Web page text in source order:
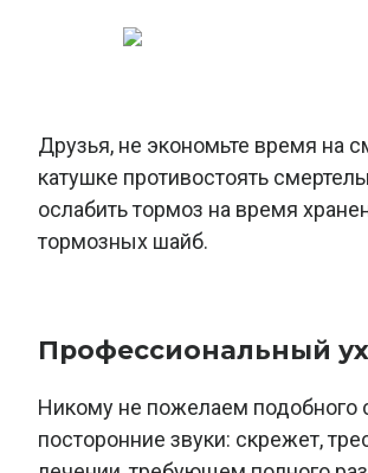
Друзья, не экономьте время на
катушке противостоять
ослабить тормоз на время
тормозных шайб.
Профессиональный
Никому не пожелаем подобного
посторонние звуки: скрежет,